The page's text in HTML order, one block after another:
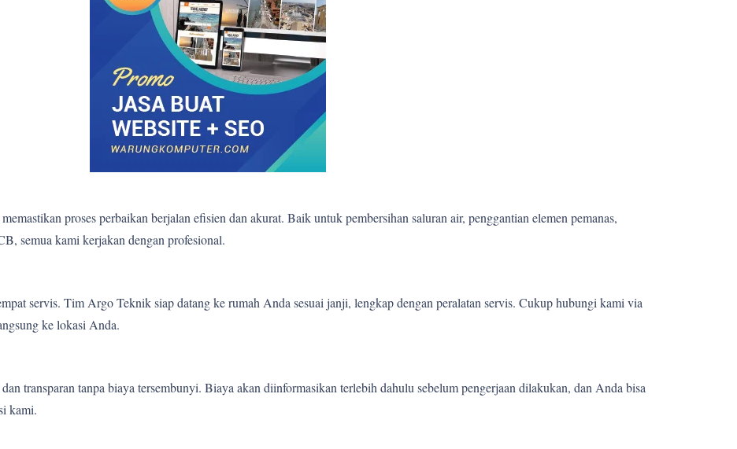
proses perbaikan berjalan efisien dan akurat. Baik untuk pembersihan saluran air, penggantian elemen pemanas,
semua kami kerjakan dengan profesional.
servis. Tim Argo Teknik siap datang ke rumah Anda sesuai janji, lengkap dengan peralatan servis. Cukup hubungi kami via
ke lokasi Anda.
transparan tanpa biaya tersembunyi. Biaya akan diinformasikan terlebih dahulu sebelum pengerjaan dilakukan, dan Anda bisa
kami.